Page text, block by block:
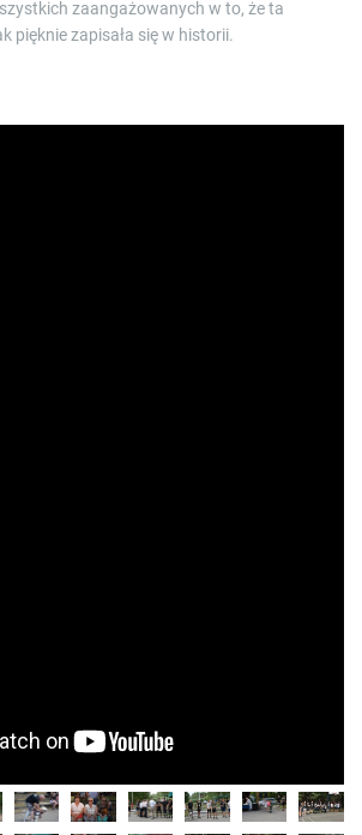
zaangażowanych w to, że ta
pięknie zapisała się w historii.